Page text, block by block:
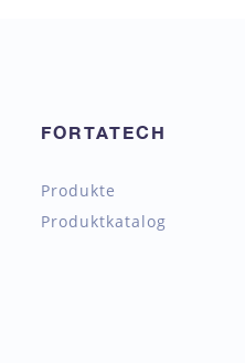
FORTATECH
Produkte
Produktkatalog